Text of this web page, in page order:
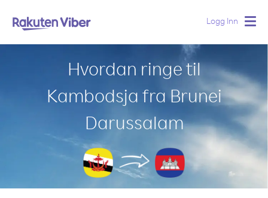
Logg Inn
Hvordan ringe til
Kambodsja fra Brunei
Darussalam